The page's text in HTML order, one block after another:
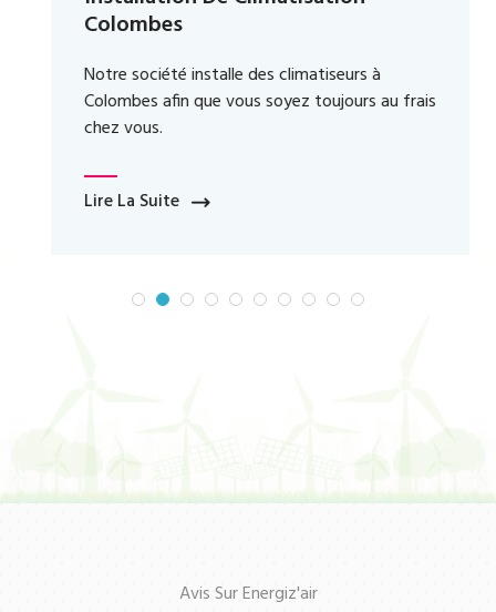
Colombes
Notre société installe des climatiseurs à
Colombes afin que vous soyez toujours au frais
chez vous.
Lire La Suite
Avis Sur Energiz'air